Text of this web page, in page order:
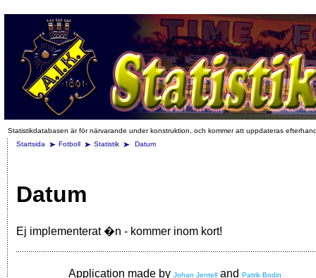
Statistikdatabasen är för närvarande under konstruktion, och kommer att uppdateras
Startsida
Fotboll Statistik Datum
Datum
Ej implementerat �n - kommer inom kort!
Application made by Johan Jentell and Patrik Bodin